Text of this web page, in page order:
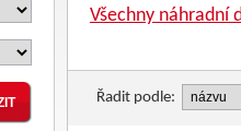
Všechny náhradní
Řadit podle: